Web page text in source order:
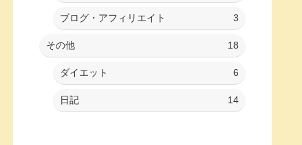
ブログ・アフィリエイト 3
その他 18
ダイエット 6
日記 14